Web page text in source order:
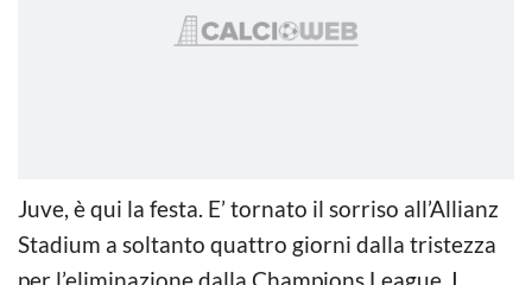
Juve, è qui la festa. E’ tornato il sorriso all’Allianz
Stadium a soltanto quattro giorni dalla tristezza